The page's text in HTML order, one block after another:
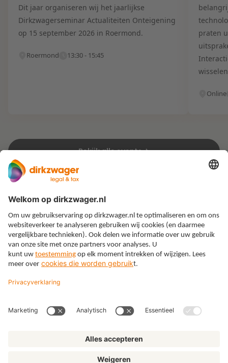
Dit jaar organiseren wij het jaarlijkse
Dirkzwagerseminar Actualiteiten Onteigening
op 15 september 2026 in Roermond.
Roermond 13:30 - 15:45
praten
Online
Bekijk alle events
Expertises
Thema’s